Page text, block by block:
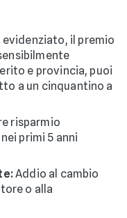
il premio
e provincia, puoi
a un cinquantino a
risparmio
primi 5 anni
Addio al cambio
o alla